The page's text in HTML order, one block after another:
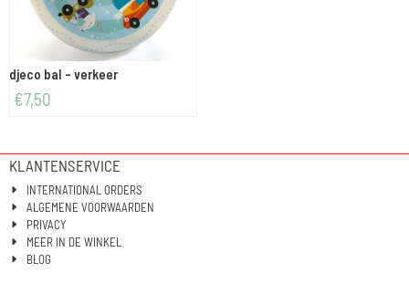
djeco bal - verkeer
€7,50
KLANTENSERVICE
INTERNATIONAL ORDERS
ALGEMENE VOORWAARDEN
PRIVACY
MEER IN DE WINKEL
BLOG